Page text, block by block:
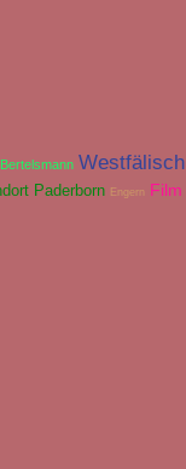
Bertelsmann Westfälisch
Paderborn Engern Film